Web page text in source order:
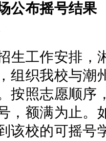
公布摇号结果
生工作安排，
组织我校与潮
按照志愿顺序
，额满为止。
该校的可摇号